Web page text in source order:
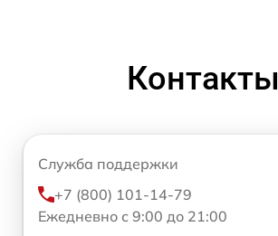
Контакты
Служба поддержки
+7 (800) 101-14-79
Ежедневно с 9:00 до 21:00